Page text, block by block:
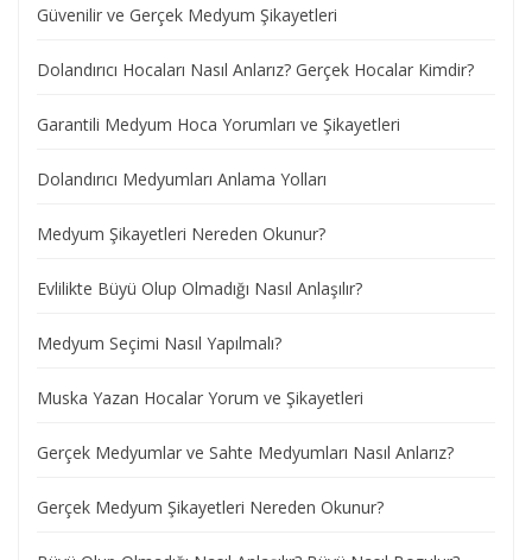
Güvenilir ve Gerçek Medyum Şikayetleri
Dolandırıcı Hocaları Nasıl Anlarız? Gerçek Hocalar Kimdir?
Garantili Medyum Hoca Yorumları ve Şikayetleri
Dolandırıcı Medyumları Anlama Yolları
Medyum Şikayetleri Nereden Okunur?
Evlilikte Büyü Olup Olmadığı Nasıl Anlaşılır?
Medyum Seçimi Nasıl Yapılmalı?
Muska Yazan Hocalar Yorum ve Şikayetleri
Gerçek Medyumlar ve Sahte Medyumları Nasıl Anlarız?
Gerçek Medyum Şikayetleri Nereden Okunur?